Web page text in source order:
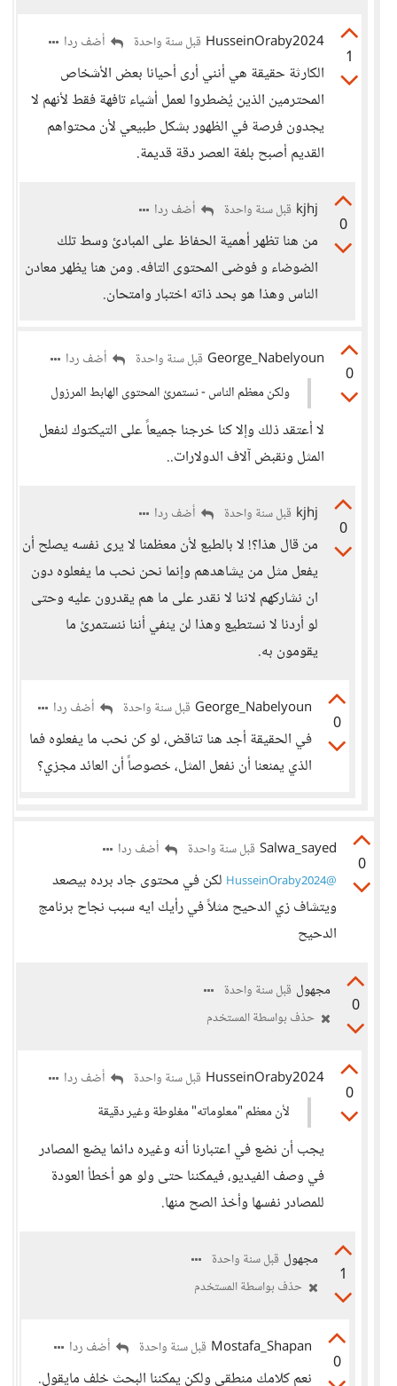
1
HusseinOraby2024 قبل سنة واحدة أضف ردا
الكارثة حقيقة هي أنني أرى أحيانا بعض الأشخاص
المحترمين الذين يُضطروا لعمل أشياء تافهة فقط لأنهم لا
يجدون فرصة في الظهور بشكل طبيعي لأن محتواهم
القديم أصبح بلغة العصر دقة قديمة.
0
kjhj قبل سنة واحدة أضف ردا
من هنا تظهر أهمية الحفاظ على المبادئ وسط تلك
الضوضاء و فوضى المحتوى التافه. ومن هنا يظهر معادن
الناس وهذا هو بحد ذاته اختبار وامتحان.
0
George_Nabelyoun قبل سنة واحدة
أضف ردا
ولكن معظم الناس - نستمرئ المحتوى الهابط المرزول
لا أعتقد ذلك وإلا كنا خرجنا جميعاً على التيكتوك لنفعل
المثل ونقبض آلاف الدولارات..
0
kjhj قبل سنة واحدة أضف ردا
من قال هذا؟! لا بالطبع لأن معظمنا لا يرى نفسه يصلح أن
يفعل مثل من يشاهدهم وإنما نحن نحب ما يفعلوه دون
ان نشاركهم لاننا لا نقدر على ما هم يقدرون عليه وحتى
لو أردنا لا نستطيع وهذا لن ينفي أننا ننستمرئ ما
يقومون به.
0
George_Nabelyoun قبل سنة واحدة أضف ردا
في الحقيقة أجد هنا تناقض، لو كن نحب ما يفعلوه فما
الذي يمنعنا أن نفعل المثل، خصوصاً أن العائد مجزي؟
0
Salwa_sayed قبل سنة واحدة أضف ردا
@HusseinOraby2024
لكن في محتوى جاد برده بيصعد
ويتشاف زي الدحيح مثلاً في رأيك ايه سبب نجاح برنامج
الدحيح
0
مجهول قبل سنة واحدة
حذف بواسطة المستخدم
0
HusseinOraby2024 قبل سنة واحدة
أضف ردا
لأن معظم "معلوماته" مغلوطة وغير دقيقة
يجب أن نضع في اعتبارنا أنه وغيره دائما يضع المصادر
في وصف الفيديو، فيمكننا حتى ولو هو أخطأ العودة
للمصادر نفسها وأخذ الصح منها.
1
مجهول قبل سنة واحدة
حذف بواسطة المستخدم
0
Mostafa_Shapan قبل سنة واحدة أضف ردا
نعم كلامك منطقي ولكن يمكننا البحث خلف مايقول.